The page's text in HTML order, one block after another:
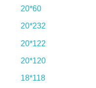
20*60
20*232
20*122
20*120
18*118